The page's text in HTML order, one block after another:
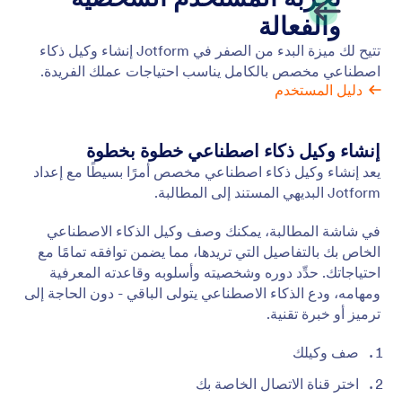
ابدأ بنموذج
قم بإنشاء وكيل لجمع البيانات من خلال نموذج معين.